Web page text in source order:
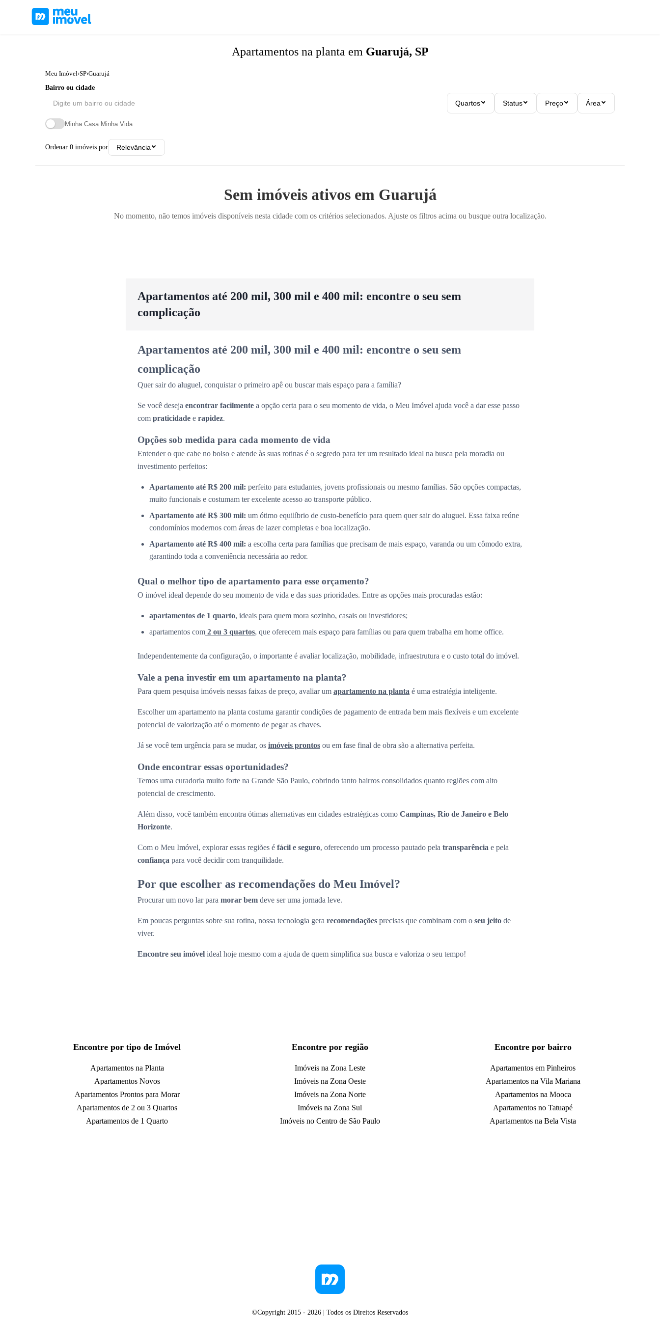
Apartamentos na planta em Guarujá, SP
Meu Imóvel›SP›Guarujá
Bairro ou cidade
Quartos Status Preço Área
Minha Casa Minha Vida
Ordenar 0 imóveis por Relevância
Sem imóveis ativos em Guarujá
No momento, não temos imóveis disponíveis nesta cidade com os critérios selecionados. Ajuste os filtros acima ou busque outra localização.
Apartamentos até 200 mil, 300 mil e 400 mil: encontre o seu sem
complicação
Apartamentos até 200 mil, 300 mil e 400 mil: encontre o seu sem
complicação
Quer sair do aluguel, conquistar o primeiro apê ou buscar mais espaço para a família?
Se você deseja encontrar facilmente a opção certa para o seu momento de vida, o Meu Imóvel ajuda você a dar esse passo
com praticidade e rapidez.
Opções sob medida para cada momento de vida
Entender o que cabe no bolso e atende às suas rotinas é o segredo para ter um resultado ideal na busca pela moradia ou
investimento perfeitos:
Apartamento até R$ 200 mil: perfeito para estudantes, jovens profissionais ou mesmo famílias. São opções compactas,
muito funcionais e costumam ter excelente acesso ao transporte público.
Apartamento até R$ 300 mil: um ótimo equilíbrio de custo-benefício para quem quer sair do aluguel. Essa faixa reúne
condomínios modernos com áreas de lazer completas e boa localização.
Apartamento até R$ 400 mil: a escolha certa para famílias que precisam de mais espaço, varanda ou um cômodo extra,
garantindo toda a conveniência necessária ao redor.
Qual o melhor tipo de apartamento para esse orçamento?
O imóvel ideal depende do seu momento de vida e das suas prioridades. Entre as opções mais procuradas estão:
apartamentos de 1 quarto, ideais para quem mora sozinho, casais ou investidores;
apartamentos com 2 ou 3 quartos, que oferecem mais espaço para famílias ou para quem trabalha em home office.
Independentemente da configuração, o importante é avaliar localização, mobilidade, infraestrutura e o custo total do imóvel.
Vale a pena investir em um apartamento na planta?
Para quem pesquisa imóveis nessas faixas de preço, avaliar um apartamento na planta é uma estratégia inteligente.
Escolher um apartamento na planta costuma garantir condições de pagamento de entrada bem mais flexíveis e um excelente
potencial de valorização até o momento de pegar as chaves.
Já se você tem urgência para se mudar, os imóveis prontos ou em fase final de obra são a alternativa perfeita.
Onde encontrar essas oportunidades?
Temos uma curadoria muito forte na Grande São Paulo, cobrindo tanto bairros consolidados quanto regiões com alto
potencial de crescimento.
Além disso, você também encontra ótimas alternativas em cidades estratégicas como Campinas, Rio de Janeiro e Belo
Horizonte.
Com o Meu Imóvel, explorar essas regiões é fácil e seguro, oferecendo um processo pautado pela transparência e pela
confiança para você decidir com tranquilidade.
Por que escolher as recomendações do Meu Imóvel?
Procurar um novo lar para morar bem deve ser uma jornada leve.
Em poucas perguntas sobre sua rotina, nossa tecnologia gera recomendações precisas que combinam com o seu jeito de
viver.
Encontre seu imóvel ideal hoje mesmo com a ajuda de quem simplifica sua busca e valoriza o seu tempo!
Encontre por tipo de Imóvel
Apartamentos na Planta
Apartamentos Novos
Apartamentos Prontos para Morar
Apartamentos de 2 ou 3 Quartos
Apartamentos de 1 Quarto
Encontre por região
Imóveis na Zona Leste
Imóveis na Zona Oeste
Imóveis na Zona Norte
Imóveis na Zona Sul
Imóveis no Centro de São Paulo
Encontre por bairro
Apartamentos em Pinheiros
Apartamentos na Vila Mariana
Apartamentos na Mooca
Apartamentos no Tatuapé
Apartamentos na Bela Vista
©Copyright 2015 - 2026 | Todos os Direitos Reservados